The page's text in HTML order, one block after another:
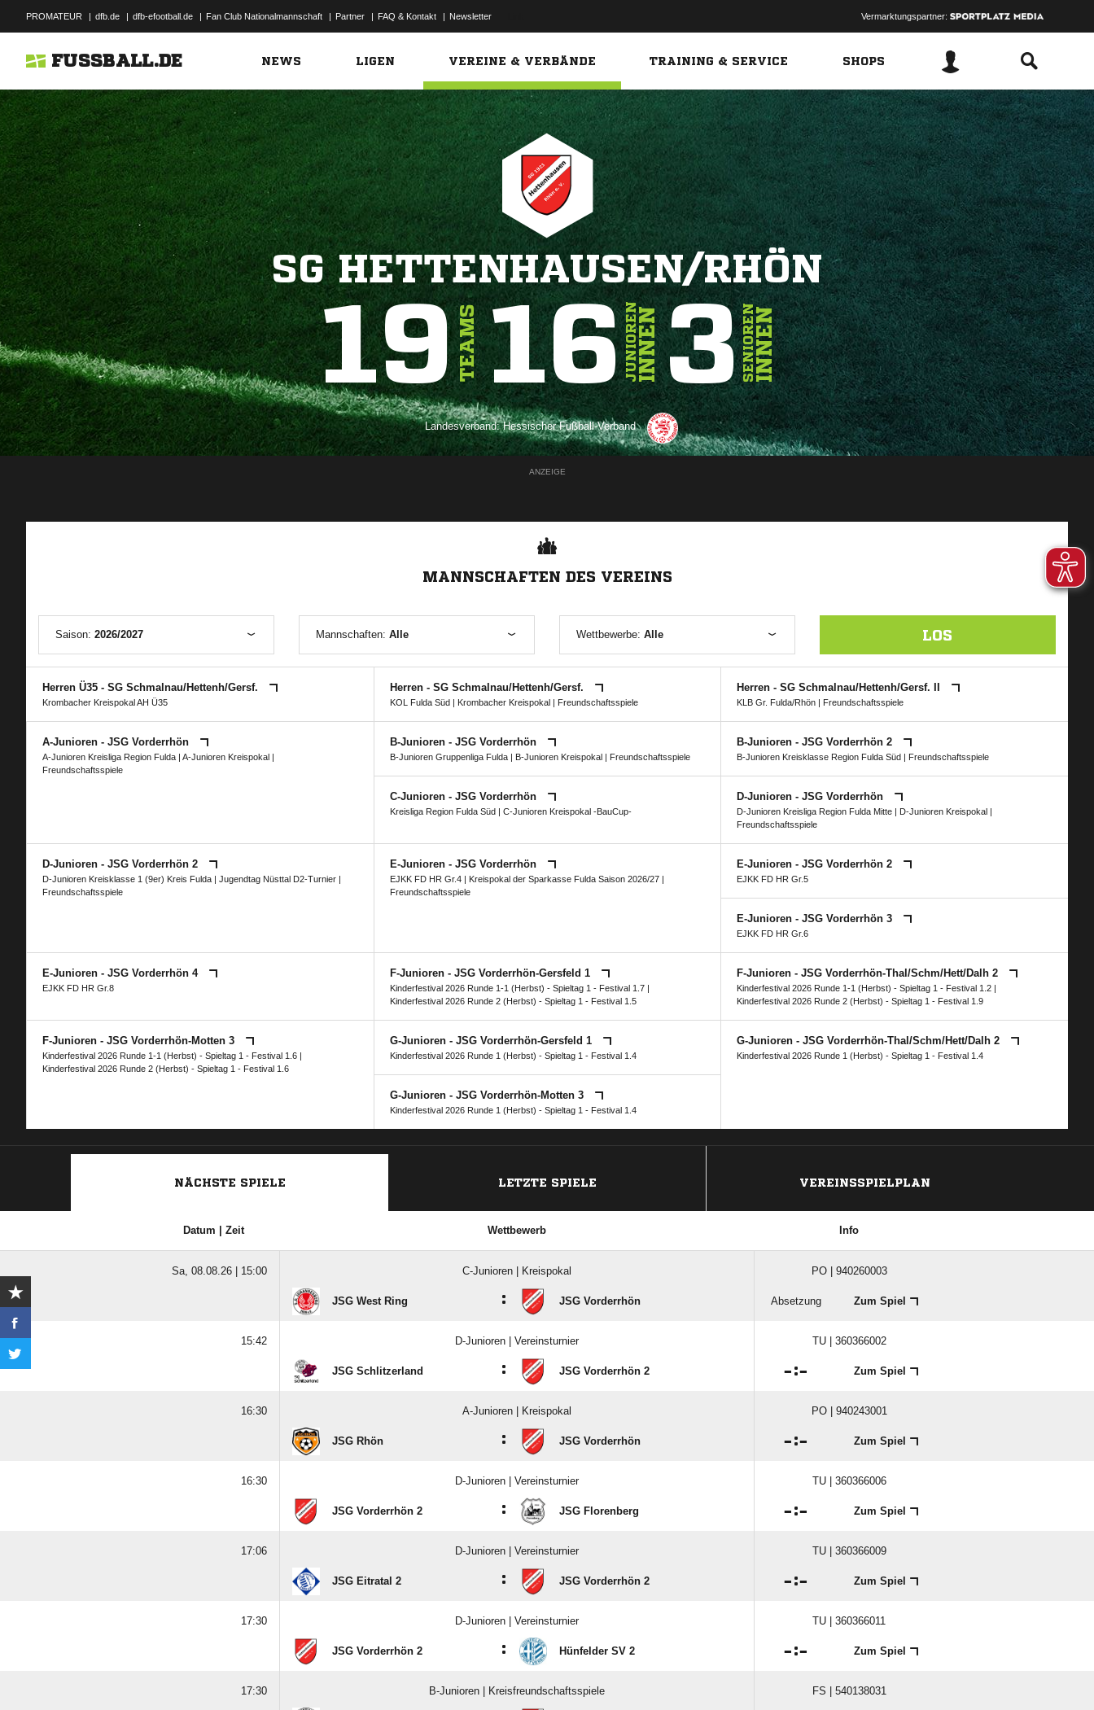
PROMATEUR | dfb.de | dfb-efootball.de | Fan Club Nationalmannschaft | Partner | FAQ & Kontakt | Newsletter Vermarktungspartner:
FUSSBALL.DE NEWS LIGEN VEREINE & VERBÄNDE TRAINING & SERVICE SHOPS
SG HETTENHAUSEN/RHÖN
19TEAMS16JUNIORENINNEN3SENIORENINNEN
Landesverband:Hessischer Fußball-Verband
ANZEIGE
MANNSCHAFTEN DES VEREINS
Saison: 2026/2027 Mannschaften: Alle Wettbewerbe: Alle LOS
Herren Ü35 - SG Schmalnau/​Hettenh/​Gersf.
Krombacher Kreispokal AH Ü35
Herren - SG Schmalnau/​Hettenh/​Gersf.
KOL Fulda Süd| Krombacher Kreispokal| Freundschaftsspiele
Herren - SG Schmalnau/​Hettenh/​Gersf. II
KLB Gr. Fulda/Rhön | Freundschaftsspiele
A-Junioren - JSG Vorderrhön
A-Junioren Kreisliga Region Fulda | A-Junioren Kreispokal |
Freundschaftsspiele
B-Junioren - JSG Vorderrhön
B-Junioren Gruppenliga Fulda| B-Junioren Kreispokal| Freundschaftsspiele
B-Junioren - JSG Vorderrhön 2
B-Junioren Kreisklasse Region Fulda Süd | Freundschaftsspiele
C-Junioren - JSG Vorderrhön
Kreisliga Region Fulda Süd| C-Junioren Kreispokal -BauCup-
D-Junioren - JSG Vorderrhön
D-Junioren Kreisliga Region Fulda Mitte | D-Junioren Kreispokal |
Freundschaftsspiele
D-Junioren - JSG Vorderrhön 2
D-Junioren Kreisklasse 1 (9er) Kreis Fulda | Jugendtag Nüsttal D2-Turnier |
Freundschaftsspiele
E-Junioren - JSG Vorderrhön
EJKK FD HR Gr.4| Kreispokal der Sparkasse Fulda Saison 2026/27|
Freundschaftsspiele
E-Junioren - JSG Vorderrhön 2
EJKK FD HR Gr.5
E-Junioren - JSG Vorderrhön 3
EJKK FD HR Gr.6
E-Junioren - JSG Vorderrhön 4
EJKK FD HR Gr.8
F-Junioren - JSG Vorderrhön-Gersfeld 1
Kinderfestival 2026 Runde 1-1 (Herbst) - Spieltag 1 - Festival 1.7|
Kinderfestival 2026 Runde 2 (Herbst) - Spieltag 1 - Festival 1.5
F-Junioren - JSG Vorderrhön-Thal/​Schm/​Hett/​Dalh 2
Kinderfestival 2026 Runde 1-1 (Herbst) - Spieltag 1 - Festival 1.2 |
Kinderfestival 2026 Runde 2 (Herbst) - Spieltag 1 - Festival 1.9
F-Junioren - JSG Vorderrhön-Motten 3
Kinderfestival 2026 Runde 1-1 (Herbst) - Spieltag 1 - Festival 1.6 |
Kinderfestival 2026 Runde 2 (Herbst) - Spieltag 1 - Festival 1.6
G-Junioren - JSG Vorderrhön-Gersfeld 1
Kinderfestival 2026 Runde 1 (Herbst) - Spieltag 1 - Festival 1.4
G-Junioren - JSG Vorderrhön-Thal/​Schm/​Hett/​Dalh 2
Kinderfestival 2026 Runde 1 (Herbst) - Spieltag 1 - Festival 1.4
G-Junioren - JSG Vorderrhön-Motten 3
Kinderfestival 2026 Runde 1 (Herbst) - Spieltag 1 - Festival 1.4
NÄCHSTE SPIELE LETZTE SPIELE VEREINSSPIELPLAN
Datum | Zeit Wettbewerb Info
Sa, 08.08.26 | 15:00 C-Junioren | Kreispokal PO | 940260003
JSG West Ring : JSG Vorderrhön Absetzung Zum Spiel
15:42 D-Junioren | Vereinsturnier TU | 360366002
JSG Schlitzerland : JSG Vorderrhön 2 : Zum Spiel
16:30 A-Junioren | Kreispokal PO | 940243001
JSG Rhön : JSG Vorderrhön : Zum Spiel
16:30 D-Junioren | Vereinsturnier TU | 360366006
JSG Vorderrhön 2 : JSG Florenberg : Zum Spiel
17:06 D-Junioren | Vereinsturnier TU | 360366009
JSG Eitratal 2 : JSG Vorderrhön 2 : Zum Spiel
17:30 D-Junioren | Vereinsturnier TU | 360366011
JSG Vorderrhön 2 : Hünfelder SV 2 : Zum Spiel
17:30 B-Junioren | Kreisfreundschaftsspiele FS | 540138031